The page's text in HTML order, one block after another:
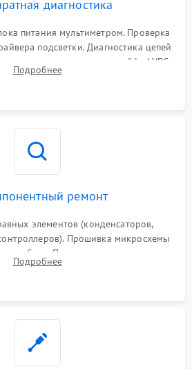
диагностика
питания мультиметром. Проверка
подсветки. Диагностика цепей
сигналов на шлейфе LVDS
Подробнее
ремонт
элементов (конденсаторов,
Прошивка микросхемы
сбоях. При поломке подсветки —
замена выгоревших светодиодов.
Подробнее